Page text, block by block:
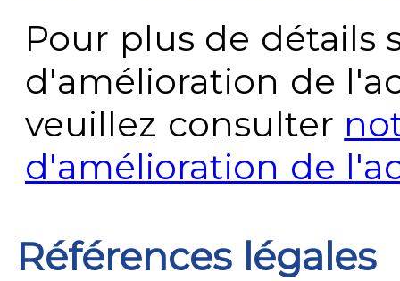
Pour plus de détails
d'amélioration de
veuillez consulter
d'amélioration de
Références légales